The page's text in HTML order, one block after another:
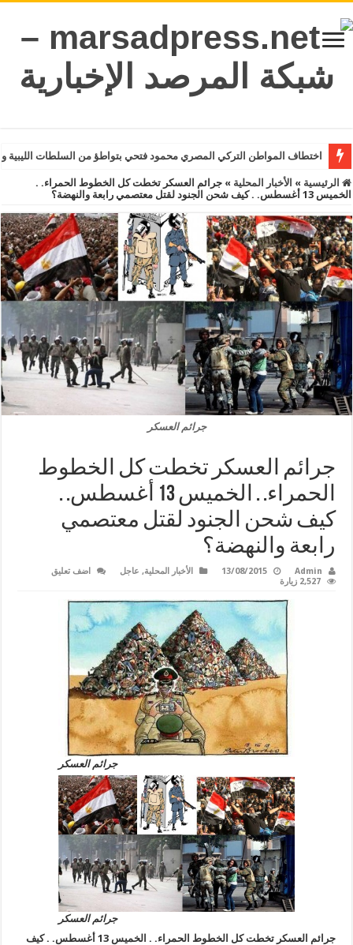
اختطاف المواطن التركي المصري محمود فتحي بتواطؤ من السلطات
الرئيسية » الأخبار المحلية » جرائم العسكر تخطت كل الخطوط الحمراء. .
الخميس 13 أغسطس. . كيف شحن الجنود لقتل معتصمي رابعة والنهضة؟
جرائم العسكر
جرائم العسكر تخطت كل الخطوط
الحمراء. . الخميس 13 أغسطس. .
كيف شحن الجنود لقتل معتصمي
رابعة والنهضة؟
Admin
13/08/2015 الأخبار المحلية, عاجل
اضف تعليق
2,527 زيارة
جرائم العسكر
جرائم العسكر
جرائم العسكر تخطت كل الخطوط الحمراء. . الخميس 13 أغسطس. . كيف